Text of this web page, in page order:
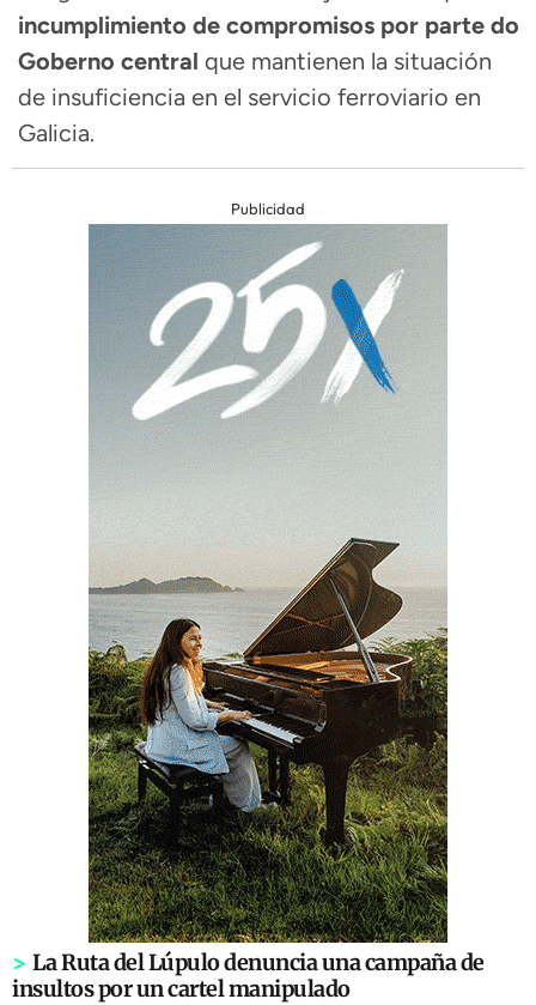
incumplimiento de compromisos por parte do
Goberno central que mantienen la situación
de insuficiencia en el servicio ferroviario en
Galicia.
Publicidad
> La Ruta del Lúpulo denuncia una campaña de
insultos por un cartel manipulado